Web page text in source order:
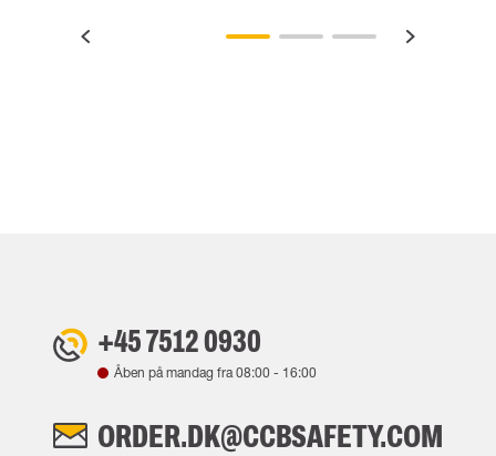
+45 7512 0930
Åben på mandag fra08:00 - 16:00
ORDER.DK@CCBSAFETY.COM